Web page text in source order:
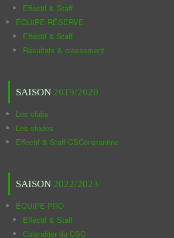
Effectif & Staff
ÉQUIPE RÉSERVE
Effectif & Staff
Résultats & classement
SAISON 2019/2020
Les clubs
Les stades
Effectif & Staff CSConstantine
SAISON 2022/2023
ÉQUIPE PRO
Effectif & Staff
Calendrier du CSC